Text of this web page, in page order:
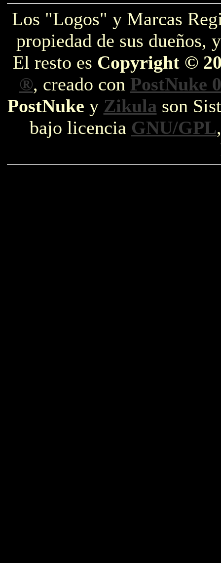
Los "Logos" y Marcas
propiedad de sus dueños,
El resto es Copyright ©
®, creado con PostNuke
PostNuke y Zikula son
bajo licencia GNU/GPL